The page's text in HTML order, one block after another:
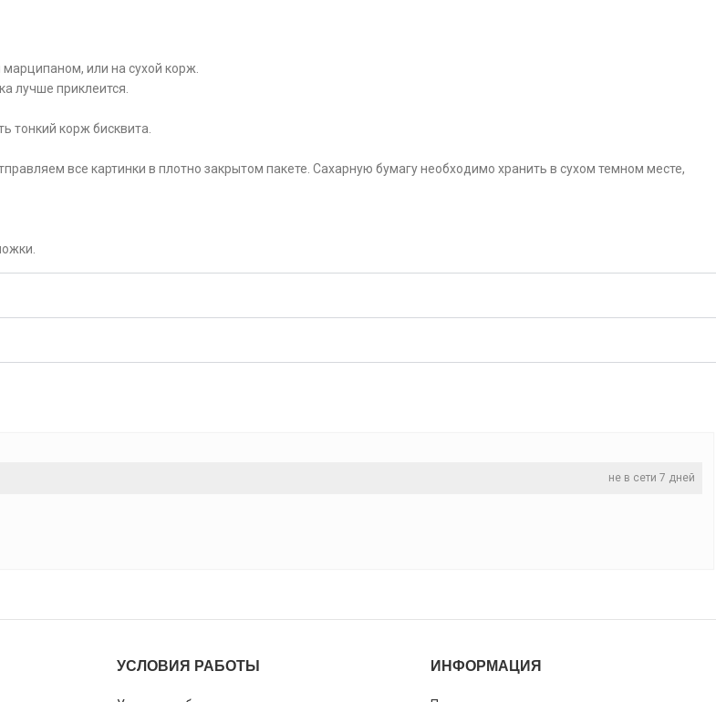
или на сухой корж.
лучше приклеится.
тонкий корж бисквита.
все картинки в плотно закрытом пакете. Сахарную бумагу необходимо хранить в сухом темном месте,
не в сети 7 дней
УСЛОВИЯ РАБОТЫ ИНФОРМАЦИЯ